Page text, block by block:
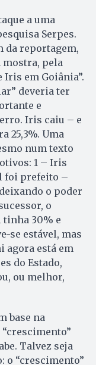
a uma
Serpes.
da reportagem,
mostra, pela
em Goiânia”.
deveria ter
e
Iris caiu – e
25,3%. Uma
num texto
1 – Iris
foi prefeito –
o poder
o
tinha 30% e
se estável, mas
agora está em
do Estado,
ou melhor,
base na
Talvez seja
o “crescimento”